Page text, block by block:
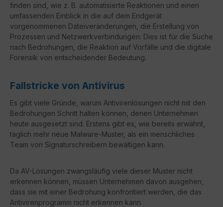
finden sind, wie z. B. automatisierte Reaktionen und einen
umfassenden Einblick in die auf dem Endgerät
vorgenommenen Dateiveränderungen, die Erstellung von
Prozessen und Netzwerkverbindungen: Dies ist für die Suche
nach Bedrohungen, die Reaktion auf Vorfälle und die digitale
Forensik von entscheidender Bedeutung.
Fallstricke von Antivirus
Es gibt viele Gründe, warum Antivirenlösungen nicht mit den
Bedrohungen Schritt halten können, denen Unternehmen
heute ausgesetzt sind. Erstens gibt es, wie bereits erwähnt,
täglich mehr neue Malware-Muster, als ein menschliches
Team von Signaturschreibern bewältigen kann.
Da AV-Lösungen zwangsläufig viele dieser Muster nicht
erkennen können, müssen Unternehmen davon ausgehen,
dass sie mit einer Bedrohung konfrontiert werden, die das
Antivirenprogramm nicht erkennen kann.